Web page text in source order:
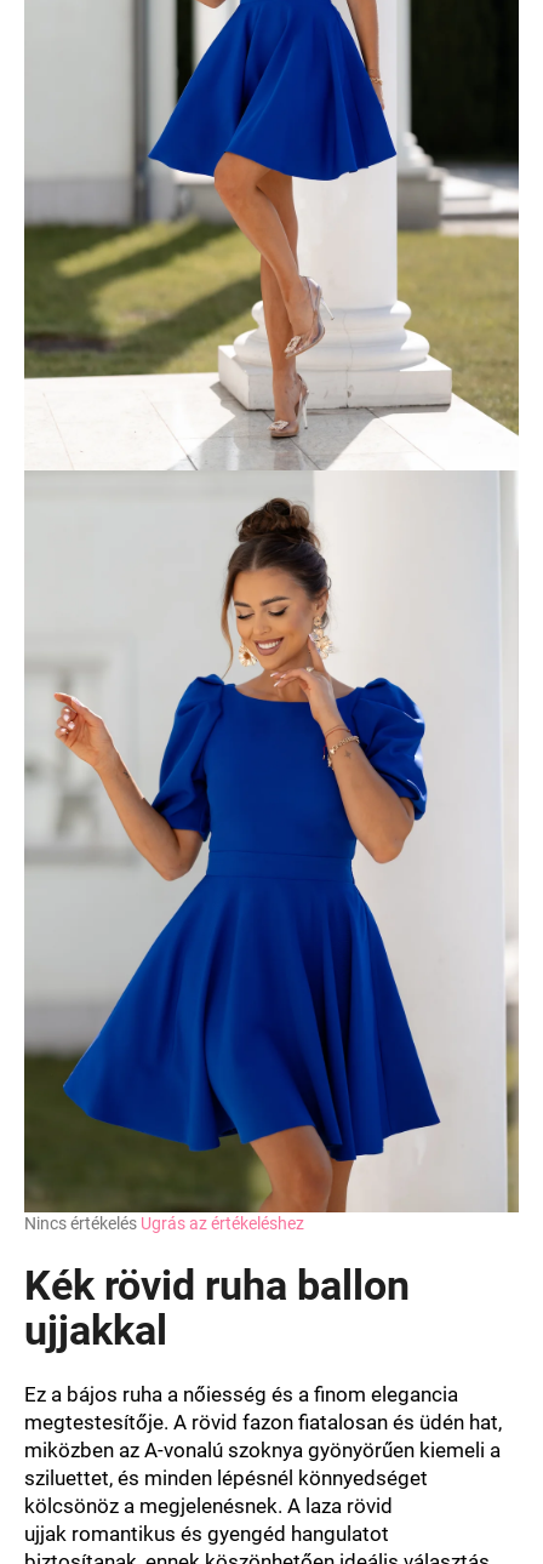
A
átlagos
értékelése
ből
csillag.
Nincs értékelés Ugrás az értékeléshez
Kék rövid ruha ballon
ujjakkal
Ez a bájos ruha a nőiesség és a finom elegancia
megtestesítője. A rövid fazon fiatalosan és üdén hat,
miközben az A-vonalú szoknya gyönyörűen kiemeli a
sziluettet, és minden lépésnél könnyedséget
kölcsönöz a megjelenésnek. A laza rövid
ujjak romantikus és gyengéd hangulatot